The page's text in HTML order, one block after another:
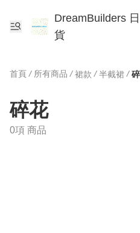
DreamBuilders
貨
首頁 / 所有商品 / 裙款 / 半截裙 /
碎花
0項 商品